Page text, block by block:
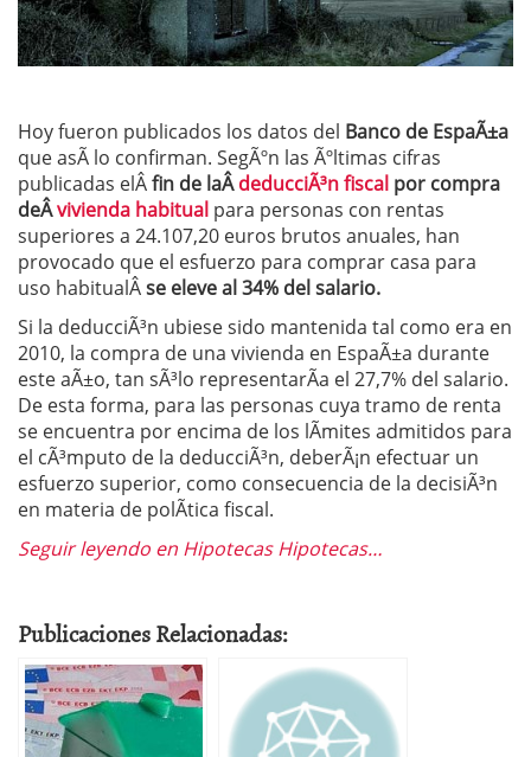
Hoy fueron publicados los datos del Banco de EspaÃ±a
que asÃ­ lo confirman. SegÃºn las Ãºltimas cifras
publicadas elÂfin de laÂdeducciÃ³n fiscal por compra
deÂvivienda habitual para personas con rentas
superiores a 24.107,20 euros brutos anuales, han
provocado que el esfuerzo para comprar casa para
uso habitualÂse eleve al 34% del salario.
Si la deducciÃ³n ubiese sido mantenida tal como era en
2010, la compra de una vivienda en EspaÃ±a durante
este aÃ±o, tan sÃ³lo representarÃ­a el 27,7% del salario.
De esta forma, para las personas cuya tramo de renta
se encuentra por encima de los lÃ­mites admitidos para
el cÃ³mputo de la deducciÃ³n, deberÃ¡n efectuar un
esfuerzo superior, como consecuencia de la decisiÃ³n
en materia de polÃ­tica fiscal.
Seguir leyendo en Hipotecas Hipotecas…
Publicaciones Relacionadas: